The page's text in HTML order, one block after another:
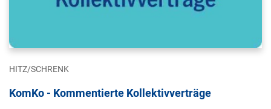
HITZ/SCHRENK
KomKo - Kommentierte Kollektivverträge